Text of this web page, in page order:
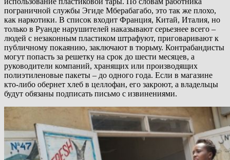
пограничной службы Эгиде Мберабагабо, это так же плохо,
как наркотики. В список входит Франция, Китай, Италия, но
только в Руанде нарушителей наказывают серьезнее всего –
людей с незаконным пластиком штрафуют, приговаривают к
публичному покаянию, заключают в тюрьму. Контрабандисты
могут попасть за решетку на срок до шести месяцев, а
руководители компаний, хранящих или производящих
полиэтиленовые пакеты – до одного года. Если в магазине
кто-либо обернет хлеб в целлофан, его закроют, а владельцы
будут обязаны подписать письмо с извинениями.